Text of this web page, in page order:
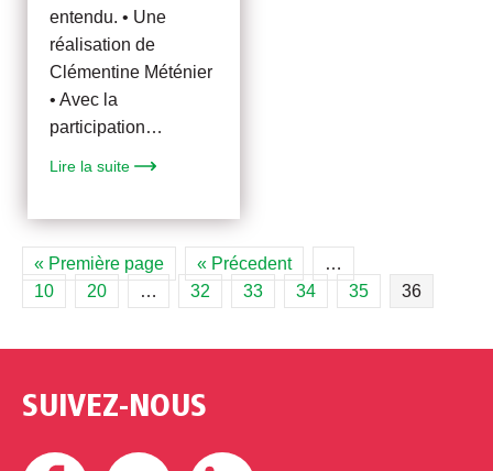
entendu. • Une
réalisation de
Clémentine Méténier
• Avec la
participation…
Lire la suite
« Première page « Précedent
…
10
20 … 32 33 34 35 36
SUIVEZ-NOUS
Facebook Twitter